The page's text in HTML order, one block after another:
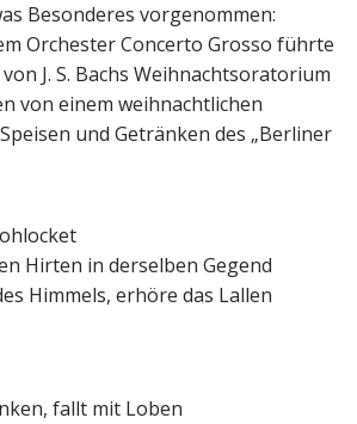
Besonderes vorgenommen:
Orchester Concerto Grosso führte
J. S. Bachs Weihnachtsoratorium
von einem weihnachtlichen
und Getränken des „Berliner
Hirten in derselben Gegend
Himmels, erhöre das Lallen
fallt mit Loben